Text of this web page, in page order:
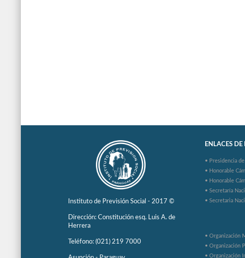
Instituto de Previsión Social - 2017 ©
Dirección: Constitución esq. Luis A. de
Herrera
Teléfono: (021) 219 7000
ENLACES DE
• Presidencia
• Honorable
• Honorable
• Secretaría
• Secretaria
• Organización
• Organización
• Organización